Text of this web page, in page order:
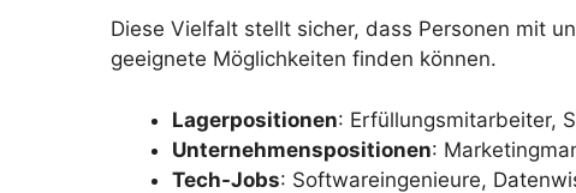
Diese Vielfalt stellt sicher, dass Personen mit
geeignete Möglichkeiten finden können.
Lagerpositionen: Erfüllungsmitarbeiter,
Unternehmenspositionen:
Tech-Jobs: Softwareingenieure,